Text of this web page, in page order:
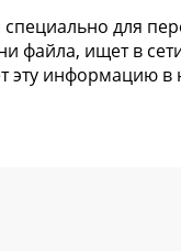
для
файла, ищет в
эту информацию в